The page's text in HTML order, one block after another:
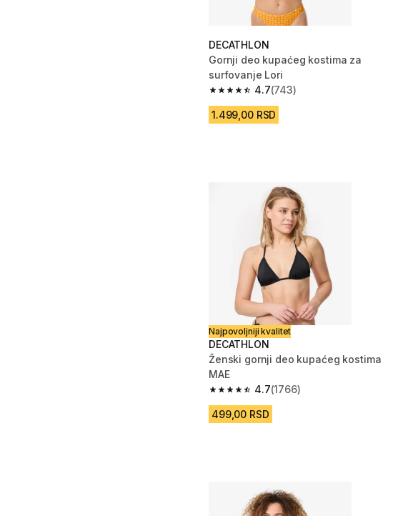
DECATHLON
Gornji deo kupaćeg kostima za
surfovanje Lori
4.7
4.7 od 5 zvezdica from 743 Recenzije
(743)
1.499,00 RSD
Najpovoljniji kvalitet
DECATHLON
Ženski gornji deo kupaćeg kostima
MAE
4.7
4.7 od 5 zvezdica from 1766 Recenzije
(1766)
499,00 RSD